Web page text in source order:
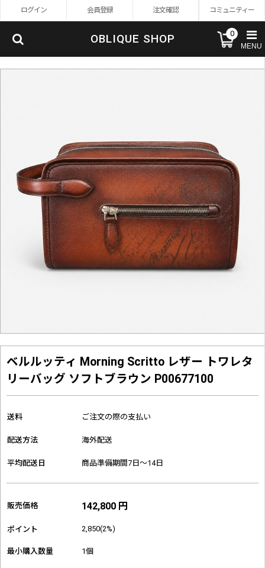
ログイン 会員登録 注文確認 コミュニティー
OBLIQUE SHOP 0
MENU
ベルルッティ Morning Scritto レザー トワレタ
リーバッグ ソフトブラウン P00677100
送料 ご注文の際の支払い
配送方法 海外配送
平均配送日 商品準備期間7日～14日
販売価格 142,800 円
ポイント 2,850(2%)
最小購入数量 1個